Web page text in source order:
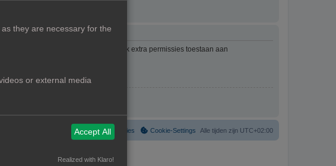
De forumbeheerder kan ook extra permissies toestaan aan
je gebruik maakt van het forum.
Alle tijden zijn UTC+02:00
Cookie-Settings
Verwijder cookies
they are necessary for the
or external media
Accept All
Realized with Klaro!